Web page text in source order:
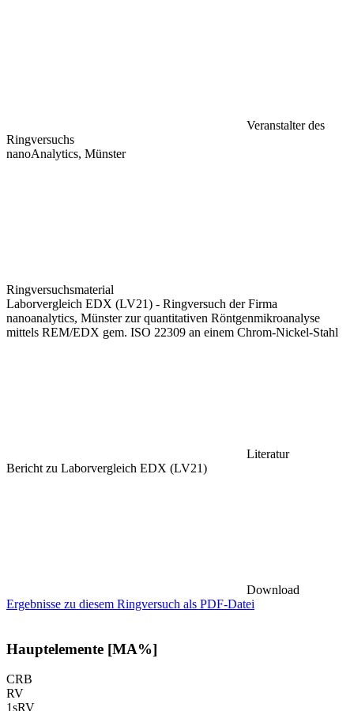
Veranstalter des
Ringversuchs
nanoAnalytics, Münster
Ringversuchsmaterial
Laborvergleich EDX (LV21) - Ringversuch der Firma
nanoanalytics, Münster zur quantitativen Röntgenmikroanalyse
mittels REM/EDX gem. ISO 22309 an einem Chrom-Nickel-Stahl
Literatur
Bericht zu Laborvergleich EDX (LV21)
Download
Ergebnisse zu diesem Ringversuch als PDF-Datei
Hauptelemente [MA%]
CRB
RV
1sRV